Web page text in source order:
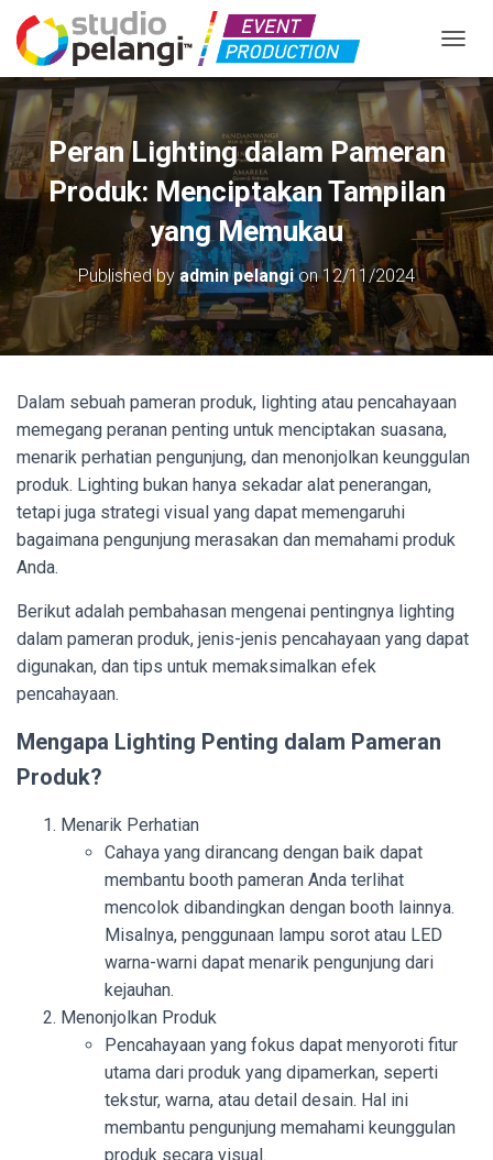
Peran Lighting dalam Pameran
Produk: Menciptakan Tampilan
yang Memukau
Published by admin pelangion12/11/2024
Dalam sebuah pameran produk, lighting atau pencahayaan
memegang peranan penting untuk menciptakan suasana,
menarik perhatian pengunjung, dan menonjolkan keunggulan
produk. Lighting bukan hanya sekadar alat penerangan,
tetapi juga strategi visual yang dapat memengaruhi
bagaimana pengunjung merasakan dan memahami produk
Anda.
Berikut adalah pembahasan mengenai pentingnya lighting
dalam pameran produk, jenis-jenis pencahayaan yang dapat
digunakan, dan tips untuk memaksimalkan efek
pencahayaan.
Mengapa Lighting Penting dalam Pameran
Produk?
Menarik Perhatian
Cahaya yang dirancang dengan baik dapat
membantu booth pameran Anda terlihat
mencolok dibandingkan dengan booth lainnya.
Misalnya, penggunaan lampu sorot atau LED
warna-warni dapat menarik pengunjung dari
kejauhan.
Menonjolkan Produk
Pencahayaan yang fokus dapat menyoroti fitur
utama dari produk yang dipamerkan, seperti
tekstur, warna, atau detail desain. Hal ini
membantu pengunjung memahami keunggulan
produk secara visual.